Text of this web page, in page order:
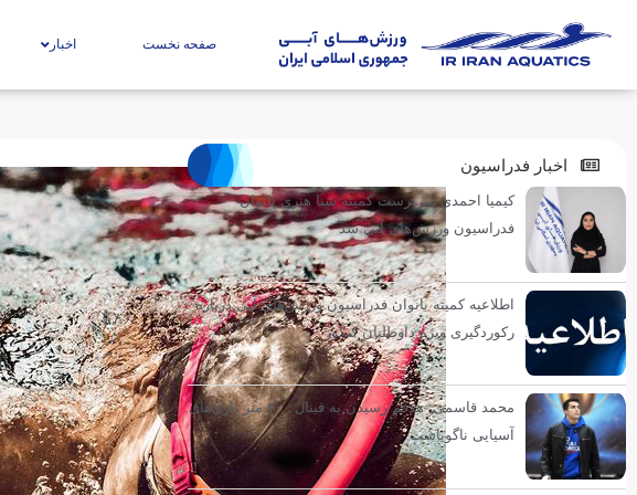
صفحه نخست اخبار
اخبار فدراسیون
کیمیا احمدی سرپرست کمیته شنا هنری بانوان
فدراسیون ورزش‌های آبی شد
اطلاعیه کمیته بانوان فدراسیون ورزش‌های آبی درباره
رکوردگیری ویژه داوطلبان کنکور
محمد قاسمی: هدفم رسیدن به فینال ۴۰۰ متر بازی‌های
آسیایی ناگویاست